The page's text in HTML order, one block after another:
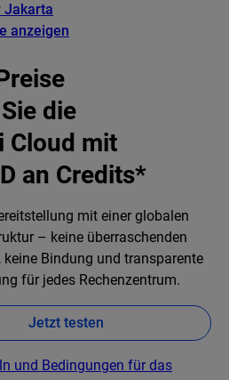
Jakarta
anzeigen
die
Cloud mit
an Credits*
mit einer globalen
– keine überraschenden
keine Bindung und transparente
für jedes Rechenzentrum.
Jetzt testen
und Bedingungen für das